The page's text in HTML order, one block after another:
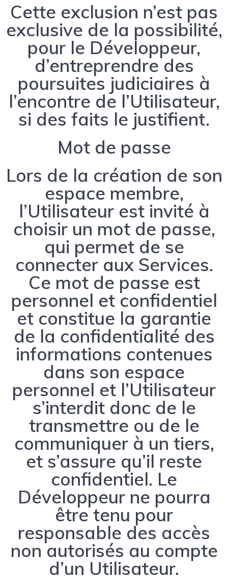
Cette exclusion n’est pas
exclusive de la possibilité,
pour le Développeur,
d’entreprendre des
poursuites judiciaires à
l’encontre de l’Utilisateur,
si des faits le justifient.
Mot de passe
Lors de la création de son
espace membre,
l’Utilisateur est invité à
choisir un mot de passe,
qui permet de se
connecter aux Services.
Ce mot de passe est
personnel et confidentiel
et constitue la garantie
de la confidentialité des
informations contenues
dans son espace
personnel et l’Utilisateur
s’interdit donc de le
transmettre ou de le
communiquer à un tiers,
et s’assure qu’il reste
confidentiel. Le
Développeur ne pourra
être tenu pour
responsable des accès
non autorisés au compte
d’un Utilisateur.